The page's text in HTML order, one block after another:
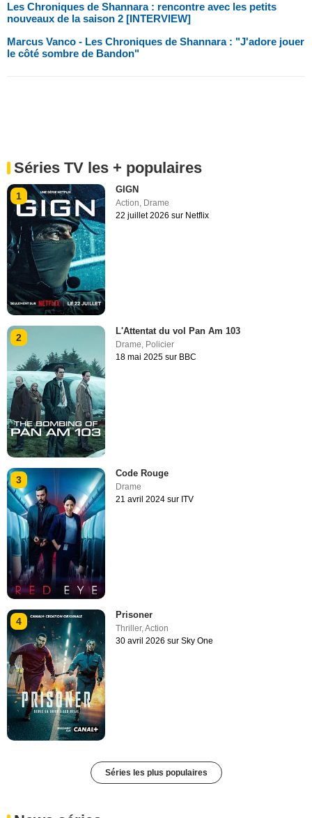
Les Chroniques de Shannara : rencontre avec les petits
nouveaux de la saison 2 [INTERVIEW]
Marcus Vanco - Les Chroniques de Shannara : "J'adore jouer
le côté sombre de Bandon"
Séries TV les + populaires
1
GIGN
Action, Drame
22 juillet 2026 sur Netflix
2
L'Attentat du vol Pan Am 103
Drame, Policier
18 mai 2025 sur BBC
3
Code Rouge
Drame
21 avril 2024 sur ITV
4
Prisoner
Thriller,Action
30 avril 2026 sur Sky One
Séries les plus populaires